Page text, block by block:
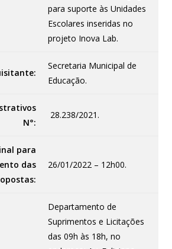
para suporte às Unidades
Escolares inseridas no
projeto Inova Lab.
Secretaria Municipal de
Educação.
N°:
28.238/2021.
para
das
26/01/2022 – 12h00.
Departamento de
Suprimentos e Licitações
das 09h às 18h, no